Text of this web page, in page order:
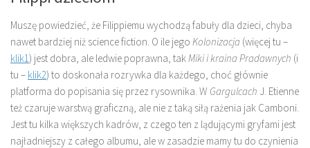
Muszę powiedzieć, że Filippiemu wychodzą fabuły dla dzieci, chyba
nawet bardziej niż science fiction. O ile jego Kolonizacja (więcej tu –
klik1) jest dobra, ale ledwie poprawna, takMiki i kraina Pradawnych (i
tu – klik2) to doskonała rozrywka dla każdego, choć głównie
platforma do popisania się przez rysownika. W Gargulcach J. Etienne
też czaruje warstwą graficzną, ale nie z taką siłą rażenia jak Camboni.
Jest tu kilka większych kadrów, z czego ten z lądującymi gryfami jest
najładniejszy z całego albumu, ale w zasadzie mamy tu do czynienia